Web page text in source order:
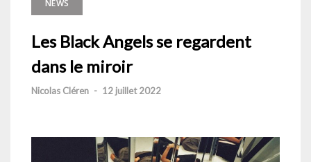
NEWS
Les Black Angels se regardent
dans le miroir
Nicolas Cléren - 12 juillet 2022